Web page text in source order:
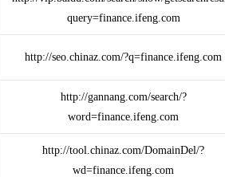
query=finance.ifeng.com
http://seo.chinaz.com/?q=finance.ifeng.com
http://gannang.com/search/?
word=finance.ifeng.com
http://tool.chinaz.com/DomainDel/?
wd=finance.ifeng.com